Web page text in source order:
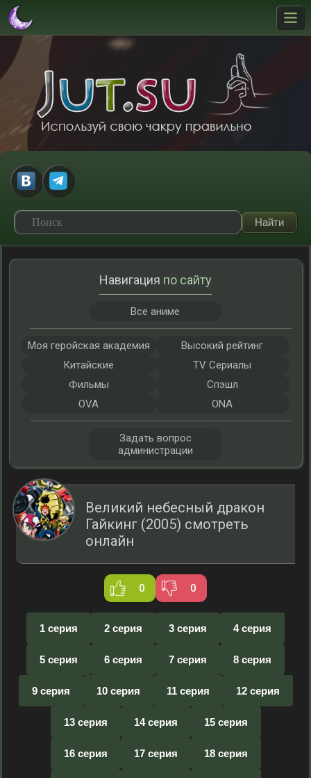
Великий небесный дракон
Гайкинг (2005) смотреть
онлайн
0 0
1 серия 2 серия 3 серия 4 серия
5 серия 6 серия 7 серия 8 серия
9 серия 10 серия 11 серия 12 серия
13 серия 14 серия 15 серия
16 серия 17 серия 18 серия
Навигация по сайту
Все аниме
Моя геройская академия
Высокий рейтинг
Китайские
TV Сериалы
Фильмы
Спэшл
OVA
ONA
Задать вопрос
администрации